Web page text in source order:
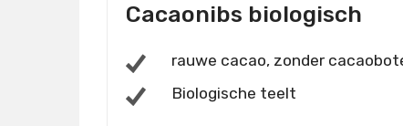
Cacaonibs biologisch
rauwe cacao, zonder
Biologische teelt